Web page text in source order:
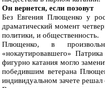
Он вернется, если позовут
Без Евгения Плющенко у
драматический момент
политики, и общественность.
Плющенко, в
«нокаутировавшего»
фигурно катания могло
победившим ветерана
индивидуальном зачете